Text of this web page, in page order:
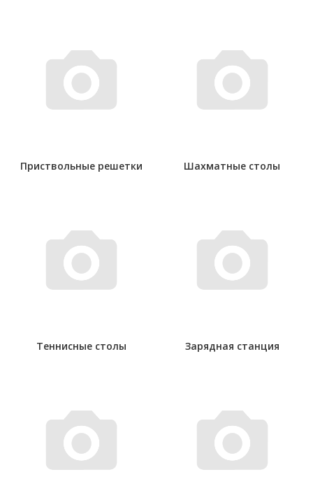
Приствольные решетки Шахматные столы
Теннисные столы Зарядная станция